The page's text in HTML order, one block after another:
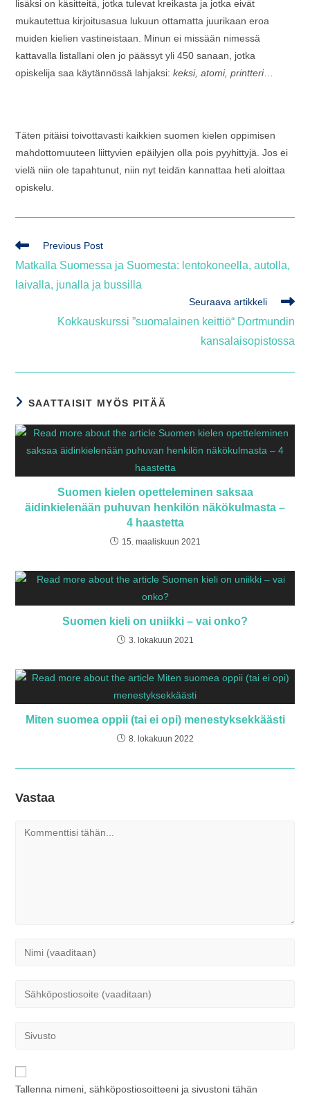
lisäksi on käsitteitä, jotka tulevat kreikasta ja jotka eivät
mukautettua kirjoitusasua lukuun ottamatta juurikaan eroa
muiden kielien vastineistaan. Minun ei missään nimessä
kattavalla listallani olen jo päässyt yli 450 sanaan, jotka
opiskelija saa käytännössä lahjaksi:keksi, atomi, printteri…
Täten pitäisi toivottavasti kaikkien suomen kielen oppimisen
mahdottomuuteen liittyvien epäilyjen olla pois pyyhittyjä. Jos ei
vielä niin ole tapahtunut, niin nyt teidän kannattaa heti aloittaa
opiskelu.
Lue
artikkeleita
Previous Post
Matkalla Suomessa ja Suomesta: lentokoneella, autolla,
laivalla, junalla ja bussilla
Seuraava artikkeli
Kokkauskurssi ”suomalainen keittiö“ Dortmundin
kansalaisopistossa
SAATTAISIT MYÖS PITÄÄ
Suomen kielen opetteleminen saksaa
äidinkielenään puhuvan henkilön näkökulmasta –
4 haastetta
15. maaliskuun 2021
Suomen kieli on uniikki – vai onko?
3. lokakuun 2021
Miten suomea oppii (tai ei opi) menestyksekkäästi
8. lokakuun 2022
Vastaa
Kommentti
Kirjoita
käyttäjätunnuksesi
Kirjoita
Kirjoita
verkko-
Tallenna nimeni, sähköpostiosoitteeni ja sivustoni tähän